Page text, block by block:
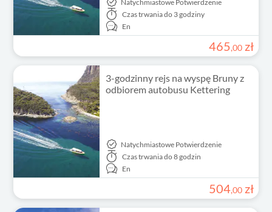
Natychmiastowe Potwierdzenie
Czas trwaniado 3 godziny
En
465,00 zł
3-godzinny rejs na wyspę Bruny z
odbiorem autobusu Kettering
Natychmiastowe Potwierdzenie
Czas trwaniado 8 godzin
En
504,00 zł